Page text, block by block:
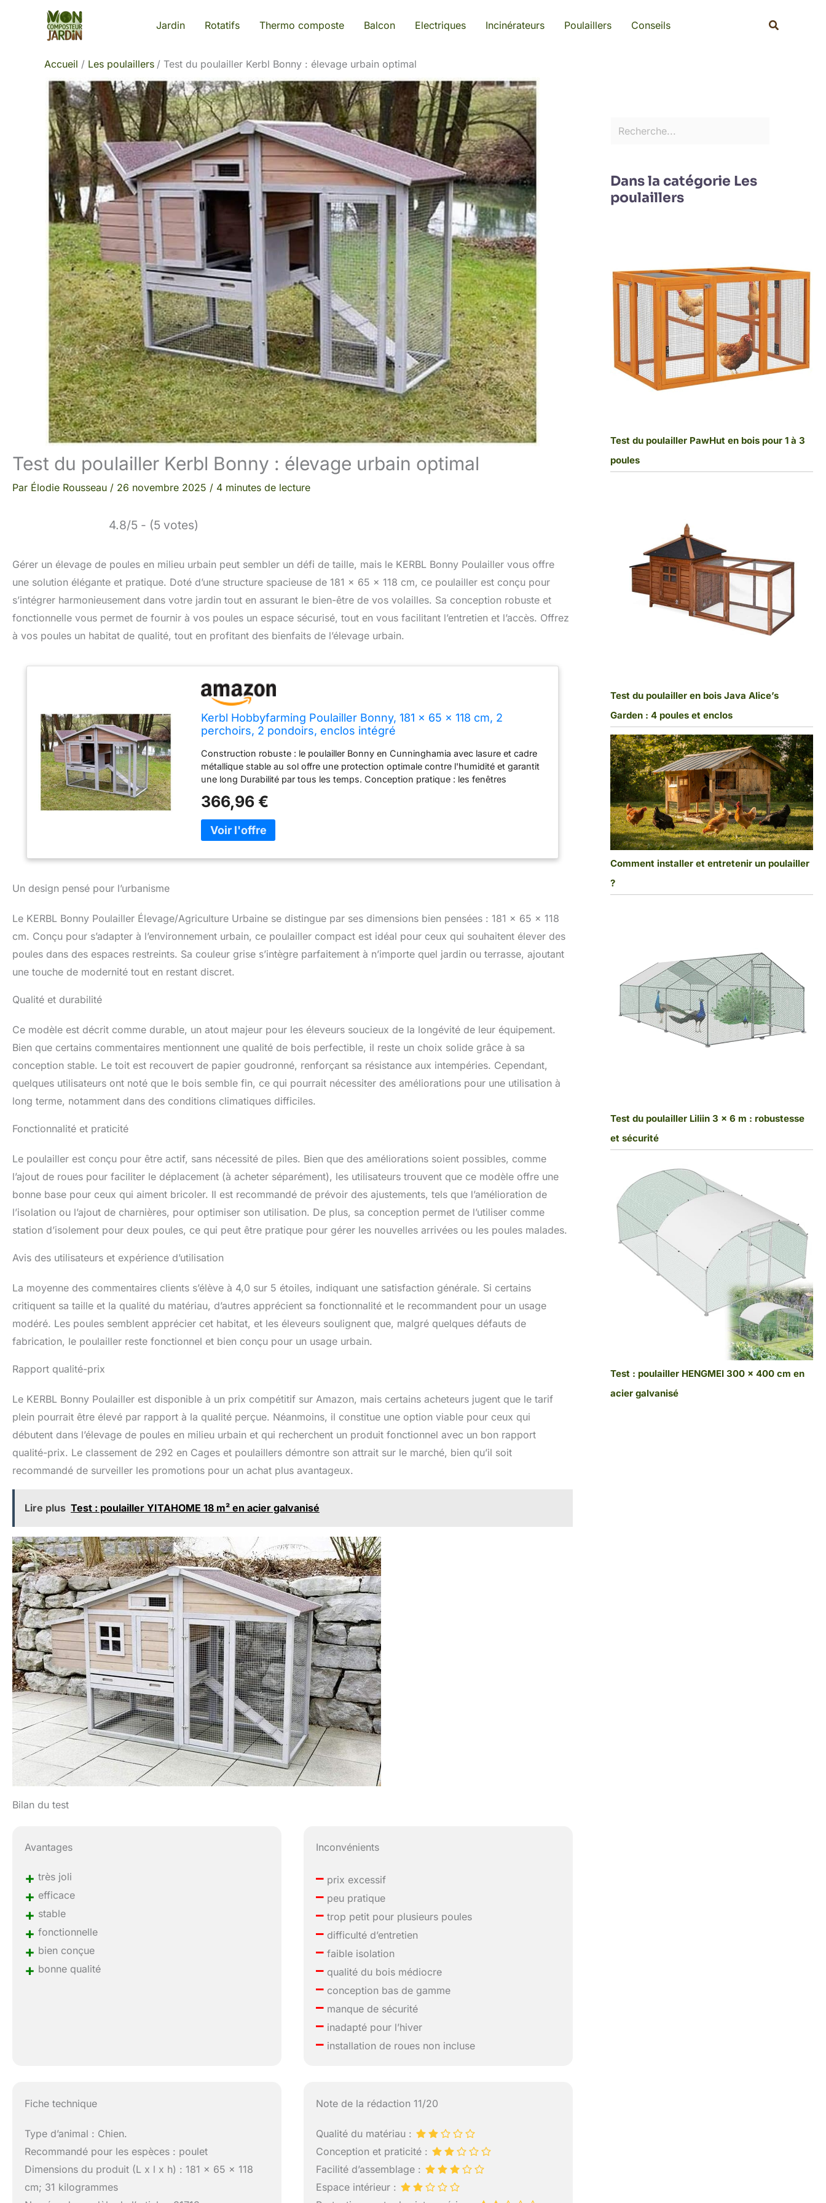
Jardin Rotatifs Thermo composte Balcon Electriques Incinérateurs Poulaillers Conseils
Accueil Les poulaillers Test du poulailler Kerbl Bonny : élevage urbain optimal
Test du poulailler Kerbl Bonny : élevage urbain optimal
Par Élodie Rousseau / 26 novembre 2025 / 4 minutes de lecture
4.8/5 - (5 votes)
Gérer un élevage de poules en milieu urbain peut sembler un défi de taille, mais le KERBL Bonny Poulailler vous offre
une solution élégante et pratique. Doté d’une structure spacieuse de 181 x 65 x 118 cm, ce poulailler est conçu pour
s’intégrer harmonieusement dans votre jardin tout en assurant le bien-être de vos volailles. Sa conception robuste et
fonctionnelle vous permet de fournir à vos poules un espace sécurisé, tout en vous facilitant l’entretien et l’accès. Offrez
à vos poules un habitat de qualité, tout en profitant des bienfaits de l’élevage urbain.
Kerbl Hobbyfarming Poulailler Bonny, 181 x 65 x 118 cm, 2
perchoirs, 2 pondoirs, enclos intégré
Construction robuste : le poulailler Bonny en Cunninghamia avec lasure et cadre
métallique stable au sol offre une protection optimale contre l'humidité et garantit
une long Durabilité par tous les temps. Conception pratique : les fenêtres
bitumé résistant aux intempéries maintient le poulailler au sec de manière fiable.
Nettoyage facile : le bac en plastique amovible de 5 cm de hauteur facilite le
nettoyage quotidien et maintient le poulailler dans un état propre et hygiénique,
idéal pour la santé des poules. Équipement adapté aux animaux : avec deux
perchoirs, deux pondoirs et une possibilité d'accès verrouillable entre l'enclos
366,96 €
Un design pensé pour l’urbanisme
Le KERBL Bonny Poulailler Élevage/Agriculture Urbaine se distingue par ses dimensions bien pensées : 181 x 65 x 118
cm. Conçu pour s’adapter à l’environnement urbain, ce poulailler compact est idéal pour ceux qui souhaitent élever des
poules dans des espaces restreints. Sa couleur grise s’intègre parfaitement à n’importe quel jardin ou terrasse, ajoutant
une touche de modernité tout en restant discret.
Qualité et durabilité
Ce modèle est décrit comme durable, un atout majeur pour les éleveurs soucieux de la longévité de leur équipement.
Bien que certains commentaires mentionnent une qualité de bois perfectible, il reste un choix solide grâce à sa
conception stable. Le toit est recouvert de papier goudronné, renforçant sa résistance aux intempéries. Cependant,
quelques utilisateurs ont noté que le bois semble fin, ce qui pourrait nécessiter des améliorations pour une utilisation à
long terme, notamment dans des conditions climatiques difficiles.
Fonctionnalité et praticité
Le poulailler est conçu pour être actif, sans nécessité de piles. Bien que des améliorations soient possibles, comme
l’ajout de roues pour faciliter le déplacement (à acheter séparément), les utilisateurs trouvent que ce modèle offre une
bonne base pour ceux qui aiment bricoler. Il est recommandé de prévoir des ajustements, tels que l’amélioration de
l’isolation ou l’ajout de charnières, pour optimiser son utilisation. De plus, sa conception permet de l’utiliser comme
station d’isolement pour deux poules, ce qui peut être pratique pour gérer les nouvelles arrivées ou les poules malades.
Avis des utilisateurs et expérience d’utilisation
La moyenne des commentaires clients s’élève à 4,0 sur 5 étoiles, indiquant une satisfaction générale. Si certains
critiquent sa taille et la qualité du matériau, d’autres apprécient sa fonctionnalité et le recommandent pour un usage
modéré. Les poules semblent apprécier cet habitat, et les éleveurs soulignent que, malgré quelques défauts de
fabrication, le poulailler reste fonctionnel et bien conçu pour un usage urbain.
Rapport qualité-prix
Le KERBL Bonny Poulailler est disponible à un prix compétitif sur Amazon, mais certains acheteurs jugent que le tarif
plein pourrait être élevé par rapport à la qualité perçue. Néanmoins, il constitue une option viable pour ceux qui
débutent dans l’élevage de poules en milieu urbain et qui recherchent un produit fonctionnel avec un bon rapport
qualité-prix. Le classement de 292 en Cages et poulaillers démontre son attrait sur le marché, bien qu’il soit
recommandé de surveiller les promotions pour un achat plus avantageux.
Lire plus Test : poulailler YITAHOME 18 m² en acier galvanisé
Bilan du test
Avantages
+ très joli
+ efficace
+ stable
+ fonctionnelle
+ bien conçue
+ bonne qualité
Inconvénients
– prix excessif
– peu pratique
– trop petit pour plusieurs poules
– difficulté d’entretien
– faible isolation
– qualité du bois médiocre
– conception bas de gamme
– manque de sécurité
– inadapté pour l’hiver
– installation de roues non incluse
Fiche technique
Type d’animal : Chien.
Recommandé pour les espèces : poulet
Dimensions du produit (L x l x h) : 181 x 65 x 118
cm; 31 kilogrammes
Note de la rédaction 11/20
Qualité du matériau :
Conception et praticité :
Facilité d’assemblage :
Espace intérieur :
Dans la catégorie Les
poulaillers
Test du poulailler PawHut en bois pour 1 à 3
poules
Test du poulailler en bois Java Alice’s
Garden : 4 poules et enclos
Comment installer et entretenir un poulailler
?
Test du poulailler Liliin 3 x 6 m : robustesse
et sécurité
Test : poulailler HENGMEI 300 x 400 cm en
acier galvanisé